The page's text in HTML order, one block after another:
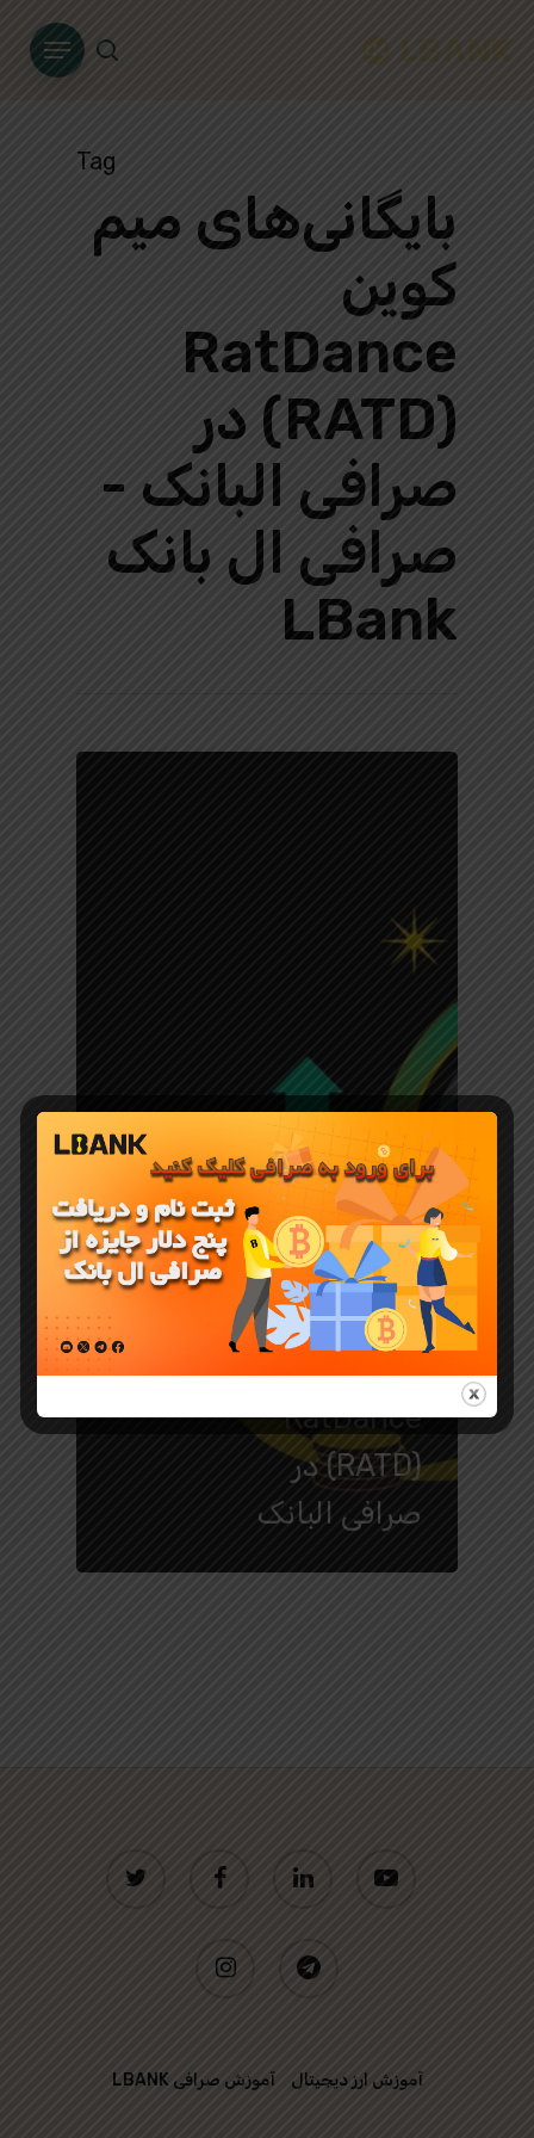
Menu
Tag
بایگانی‌های میم
کوین
RatDance
(RATD) در
صرافی البانک -
صرافی ال بانک
LBank
معرفی ارز دیجیتال
میم کوین
RatDance
(RATD) در
صرافی البانک
facebook linkedin
instagram telegram
آموزش ارز دیجیتال آموزش صرافی LBANK